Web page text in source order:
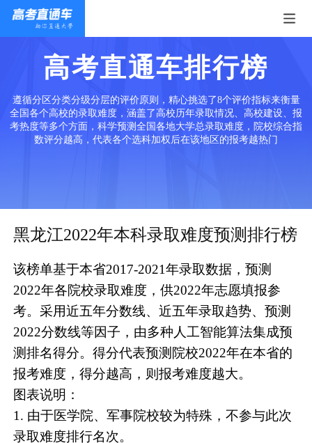
高考直通车排行榜
遵循分区分类分级分层的评价原则，精心挑选了8个评价指标来衡量
全国各个高校的录取难度，涵盖了高校历年录取情况、高校建设、报
考热度等多个方面，科学预测全国各地大学总录取难度，院校综合指
数评分越高，代表各个选科加权后在该地区的报考越热门
黑龙江2022年本科录取难度预测排行榜
该榜单基于本省2017-2021年录取数据，预测
2022年各院校录取难度，供2022年志愿填报参
考。采用近五年分数线、近五年录取趋势、预测
2022分数线等因子，由多种人工智能算法集成预
测排名得分。得分代表预测院校2022年在本省的
报考难度，得分越高，则报考难度越大。
图表说明：
1. 由于医学院、军事院校较为特殊，不参与此次
录取难度排行名次。